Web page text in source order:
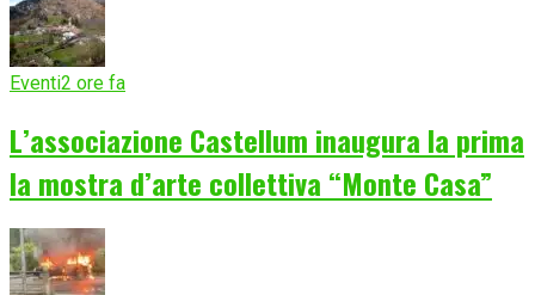
Eventi2 ore fa
L’associazione Castellum inaugura la prima
la mostra d’arte collettiva “Monte Casa”